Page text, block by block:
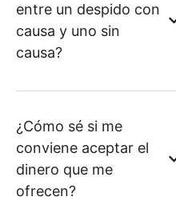
entre un despido con
causa y uno sin
causa?
¿Cómo sé si me
conviene aceptar el
dinero que me
ofrecen?